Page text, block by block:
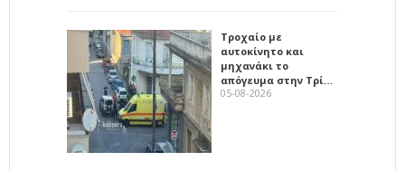
Τροχαίο με
αυτοκίνητο και
μηχανάκι το
απόγευμα στην Τρί…
05-08-2026